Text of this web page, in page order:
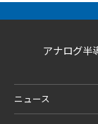
アナログ半
ニュース